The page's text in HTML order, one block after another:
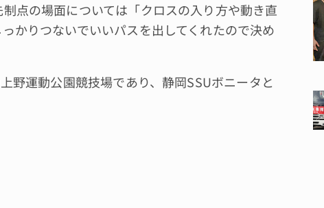
点の場面については「クロスの入り方や動き直
かりつないでいいパスを出してくれたので決め
野運動公園競技場であり、静岡SSUボニータと